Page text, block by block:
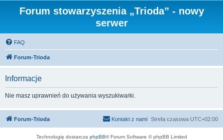
Forum stowarzyszenia „Trioda” - nowy
serwer
FAQ
Forum-Trioda
Informacje
Nie masz uprawnień do używania wyszukiwarki.
Forum-Trioda Strefa czasowa UTC+02:00
Kontakt z nami
Technologię dostarcza phpBB® Forum Software © phpBB Limited